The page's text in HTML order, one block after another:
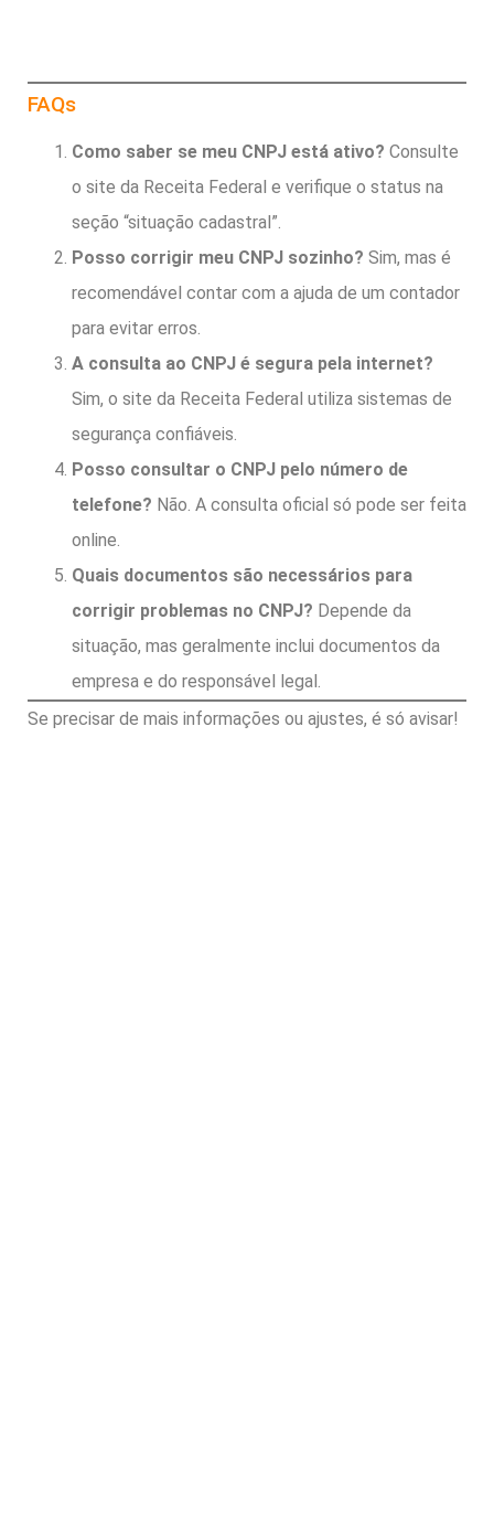
FAQs
Como saber se meu CNPJ está ativo? Consulte
o site da Receita Federal e verifique o status na
seção “situação cadastral”.
Posso corrigir meu CNPJ sozinho? Sim, mas é
recomendável contar com a ajuda de um contador
para evitar erros.
A consulta ao CNPJ é segura pela internet?
Sim, o site da Receita Federal utiliza sistemas de
segurança confiáveis.
Posso consultar o CNPJ pelo número de
telefone? Não. A consulta oficial só pode ser feita
online.
Quais documentos são necessários para
corrigir problemas no CNPJ? Depende da
situação, mas geralmente inclui documentos da
empresa e do responsável legal.
Se precisar de mais informações ou ajustes, é só avisar!